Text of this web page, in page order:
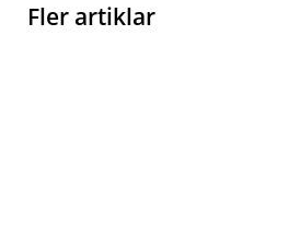
Fler artiklar